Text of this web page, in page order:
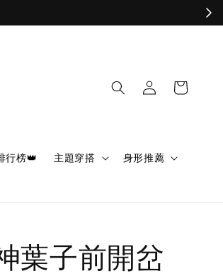
行榜👑 主題穿搭 身形推薦
葉子前開岔